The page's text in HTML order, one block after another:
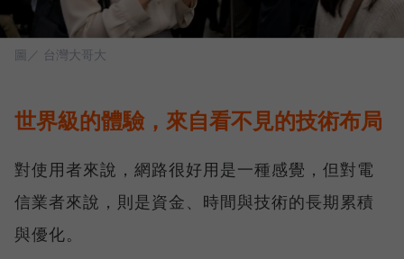
圖／ 台灣大哥大
世界級的體驗，來自看不見的技術布局
對使用者來說，網路很好用是一種感覺，但對電
信業者來說，則是資金、時間與技術的長期累積
與優化。